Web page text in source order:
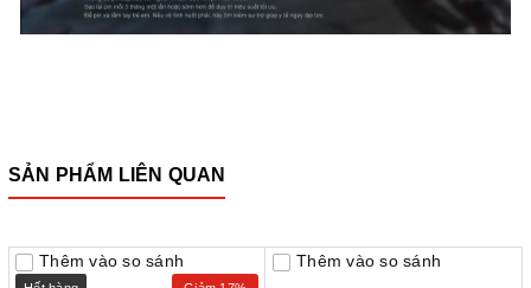
SẢN PHẨM LIÊN QUAN
Thêm vào so sánh Thêm vào so sánh